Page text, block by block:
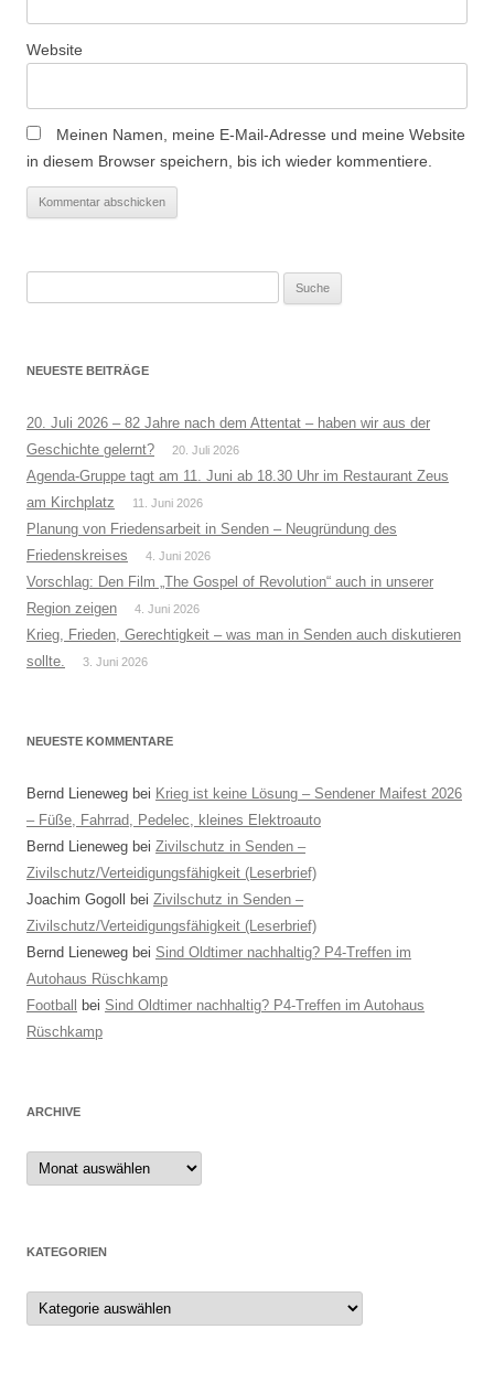
Website
Meinen Namen, meine E-Mail-Adresse und meine Website
in diesem Browser speichern, bis ich wieder kommentiere.
NEUESTE BEITRÄGE
20. Juli 2026 – 82 Jahre nach dem Attentat – haben wir aus der
Geschichte gelernt?
20. Juli 2026
Agenda-Gruppe tagt am 11. Juni ab 18.30 Uhr im Restaurant Zeus
am Kirchplatz
11. Juni 2026
Planung von Friedensarbeit in Senden – Neugründung des
Friedenskreises
4. Juni 2026
Vorschlag: Den Film „The Gospel of Revolution“ auch in unserer
Region zeigen
4. Juni 2026
Krieg, Frieden, Gerechtigkeit – was man in Senden auch diskutieren
sollte.
3. Juni 2026
NEUESTE KOMMENTARE
Bernd Lieneweg bei Krieg ist keine Lösung – Sendener Maifest 2026
– Füße, Fahrrad, Pedelec, kleines Elektroauto
Bernd Lieneweg bei Zivilschutz in Senden –
Zivilschutz/Verteidigungsfähigkeit (Leserbrief)
Joachim Gogoll
bei Zivilschutz in Senden –
Zivilschutz/Verteidigungsfähigkeit (Leserbrief)
Bernd Lieneweg bei Sind Oldtimer nachhaltig? P4-Treffen im
Autohaus Rüschkamp
Football
bei Sind Oldtimer nachhaltig? P4-Treffen im Autohaus
Rüschkamp
ARCHIVE
Archive
KATEGORIEN
Kategorien